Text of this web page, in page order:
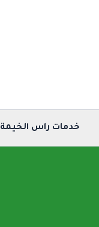
خدمات راس الخيمة